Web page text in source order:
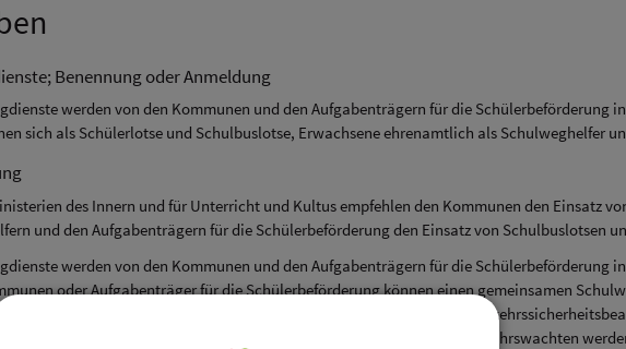
Benennung oder Anmeldung
werden von den Kommunen und den Aufgabenträgern für die Schülerbeförderung
sich als Schülerlotse und Schulbuslotse, Erwachsene ehrenamtlich als Schulweghelfer
des Innern und für Unterricht und Kultus empfehlen den Kommunen den Einsatz
und den Aufgabenträgern für die Schülerbeförderung den Einsatz von Schulbuslotsen
werden von den Kommunen und den Aufgabenträgern für die Schülerbeförderung
oder Aufgabenträger für die Schülerbeförderung können einen gemeinsamen
Schulwegdienstes sind die Schule, der Elternbeirat, der Örtliche
zu hören. Die Landesverkehrswacht Bayern e. V. und die örtlichen Verkehrswachten